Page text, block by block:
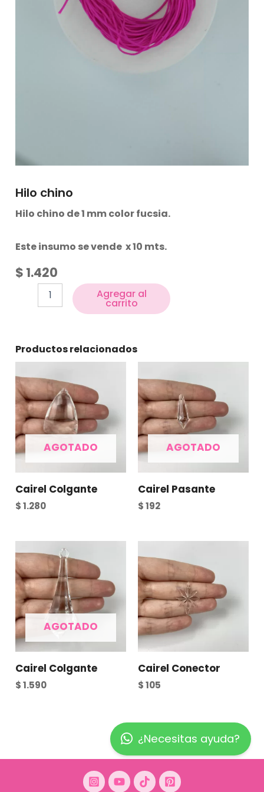
Hilo chino
Hilo chino de 1 mm colorfucsia.
Este insumo se vende x 10 mts.
$ 1.420
Agregar al
carrito
Productos relacionados
AGOTADO
Cairel Colgante
$1.280
AGOTADO
Cairel Pasante
$192
AGOTADO
Cairel Colgante
$1.590
Cairel Conector
$105
¿Necesitas ayuda?